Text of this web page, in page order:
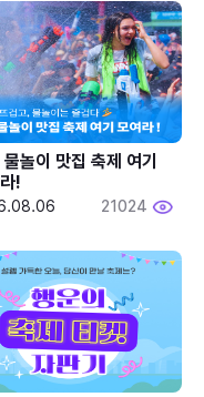
놀이 맛집 축제 여기
!
21024